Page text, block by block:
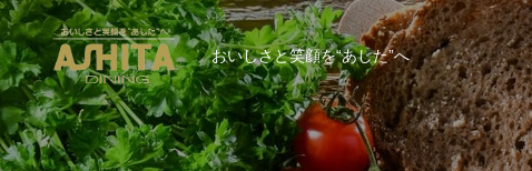
おいしさと笑顔を“あした”へ